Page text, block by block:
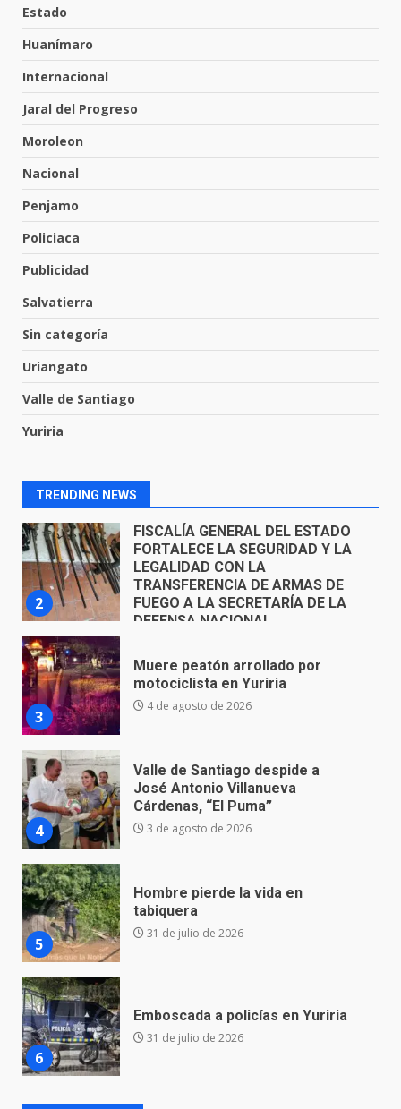
Estado
Huanímaro
Internacional
Jaral del Progreso
Moroleon
Nacional
Penjamo
Policiaca
Publicidad
Salvatierra
Sin categoría
Uriangato
Valle de Santiago
Yuriria
TRENDING NEWS
5
6
Emboscada a policías en Yuriria
31 de julio de 2026
7
30 de julio de 2026
1
El Pbro. Mario Alberto Pérez
parroquia de Guarapo
2
FISCALÍA GENERAL DEL ESTADO
FUEGO A LA SECRETARÍA DE LA
DEFENSA NACIONAL
5 de agosto de 2026
3
Muere peatón arrollado por
motociclista en Yuriria
4 de agosto de 2026
4
Valle de Santiago despide a
José Antonio Villanueva
Cárdenas, “El Puma”
3 de agosto de 2026
5
Hombre pierde la vida en
tabiquera
6
Emboscada a policías en Yuriria
7
Envía Gobierno de la Gente más
de 77 mil
30 de julio de 2026